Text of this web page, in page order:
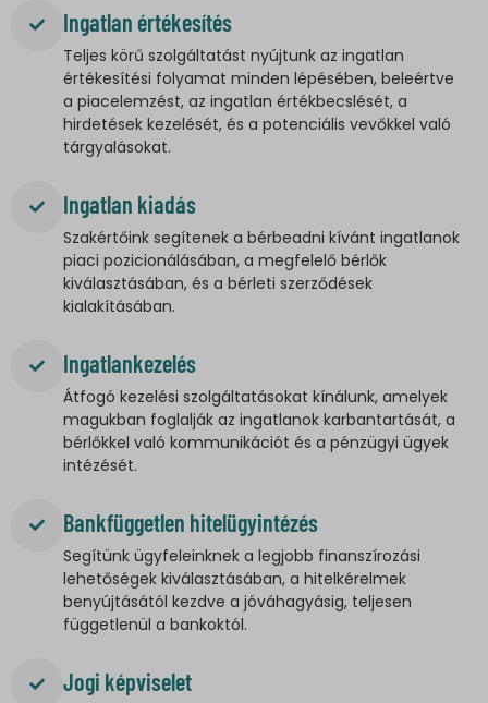
Ingatlan értékesítés
Teljes körű szolgáltatást nyújtunk az ingatlan
értékesítési folyamat minden lépésében, beleértve
a piacelemzést, az ingatlan értékbecslését, a
hirdetések kezelését, és a potenciális vevőkkel való
tárgyalásokat.
Ingatlan kiadás
Szakértőink segítenek a bérbeadni kívánt ingatlanok
piaci pozicionálásában, a megfelelő bérlők
kiválasztásában, és a bérleti szerződések
kialakításában.
Ingatlankezelés
Átfogó kezelési szolgáltatásokat kínálunk, amelyek
magukban foglalják az ingatlanok karbantartását, a
bérlőkkel való kommunikációt és a pénzügyi ügyek
intézését.
Bankfüggetlen hitelügyintézés
Segítünk ügyfeleinknek a legjobb finanszírozási
lehetőségek kiválasztásában, a hitelkérelmek
benyújtásától kezdve a jóváhagyásig, teljesen
függetlenül a bankoktól.
Jogi képviselet